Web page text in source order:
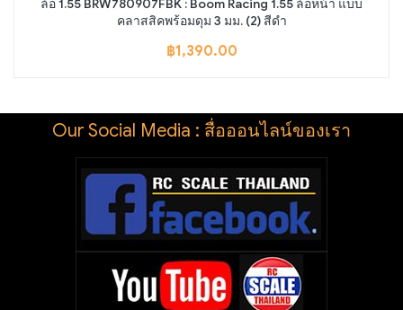
ล้อ 1.55 BRW780907FBK : Boom Racing 1.55 ล้อหน้า แบบ
คลาสสิคพร้อมดุม 3 มม. (2) สีดำ
฿1,390.00
Our Social Media : สื่อออนไลน์ของเรา